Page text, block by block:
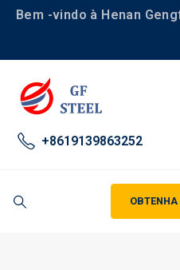
Bem -vindo à Henan
+8619139863252